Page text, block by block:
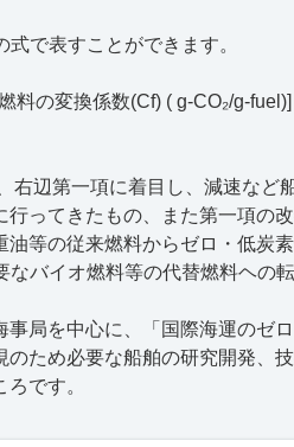
で表すことができます。
料の変換係数(Cf) ( g-CO₂/g-fuel)]
右辺第一項に着目し、減速など
ってきたもの、また第一項の
等の従来燃料からゼロ・低炭
なバイオ燃料等の代替燃料ヘの
事局を中心に、「国際海運のゼ
ため必要な船舶の研究開発、
です。